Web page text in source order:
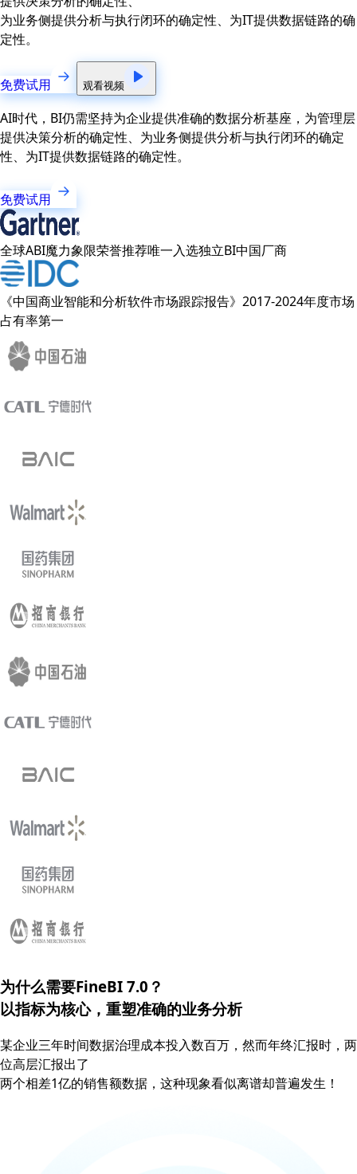
为业务侧提供分析与执行闭环的确定性、为IT提供数据链路的确
定性。
免费试用 观看视频
AI时代，BI仍需坚持为企业提供准确的数据分析基座，为管理层
提供决策分析的确定性、为业务侧提供分析与执行闭环的确定
性、为IT提供数据链路的确定性。
免费试用
全球ABI魔力象限荣誉推荐唯一入选独立BI中国厂商
《中国商业智能和分析软件市场跟踪报告》2017-2024年度市场
占有率第一
为什么需要FineBI 7.0？
以指标为核心，重塑准确的业务分析
某企业三年时间数据治理成本投入数百万，然而年终汇报时，两
位高层汇报出了
两个相差1亿的销售额数据，这种现象看似离谱却普遍发生！